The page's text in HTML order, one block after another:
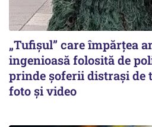
„Tufișul” care împărțea
ingenioasă folosită de
prinde șoferii distrași de
foto și video